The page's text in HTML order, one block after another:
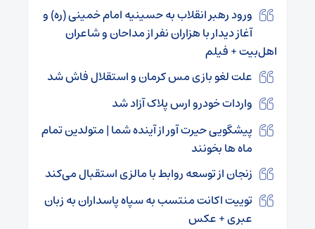
ورود رهبر انقلاب به حسینیه امام خمینی (ره) و
آغاز دیدار با هزاران نفر از مداحان و شاعران
اهل‌بیت‌ + فیلم
علت لغو بازی مس کرمان و استقلال فاش شد
واردات خودرو ارس پلاک آزاد شد
پیشگویی حیرت آور از آینده شما | متولدین تمام
ماه ها بخونند
زنجان از توسعه روابط با مالزی استقبال می‌کند
توییت اکانت منتسب به سپاه پاسداران به زبان
عبری + عکس